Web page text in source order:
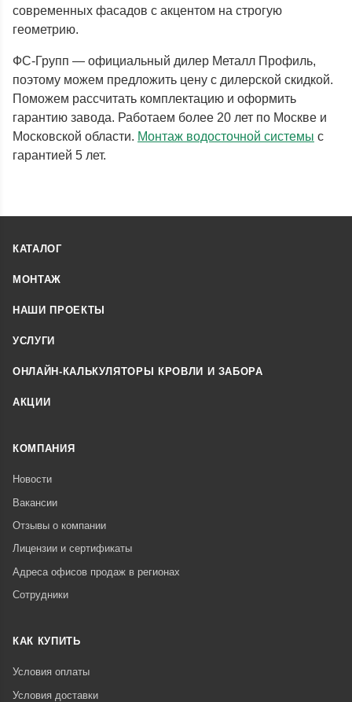
современных фасадов с акцентом на строгую
геометрию.
ФС-Групп — официальный дилер Металл Профиль,
поэтому можем предложить цену с дилерской скидкой.
Поможем рассчитать комплектацию и оформить
гарантию завода. Работаем более 20 лет по Москве и
Московской области. Монтаж водосточной системы с
гарантией 5 лет.
КАТАЛОГ
МОНТАЖ
НАШИ ПРОЕКТЫ
УСЛУГИ
ОНЛАЙН-КАЛЬКУЛЯТОРЫ КРОВЛИ И ЗАБОРА
АКЦИИ
КОМПАНИЯ
Новости
Вакансии
Отзывы о компании
Лицензии и сертификаты
Адреса офисов продаж в регионах
Сотрудники
КАК КУПИТЬ
Условия оплаты
Условия доставки